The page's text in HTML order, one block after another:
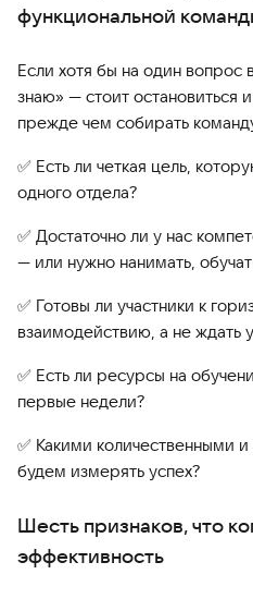
функциональной
Если хотя бы на один вопрос
знаю» — стоит остановиться
прежде чем собирать
✅ Есть ли четкая цель,
одного отдела?
✅ Достаточно ли у нас
— или нужно нанимать,
✅ Готовы ли участники к
взаимодействию, а не ждать
✅ Есть ли ресурсы на
первые недели?
✅ Какими количественными
будем измерять успех?
Шесть признаков, что
эффективность